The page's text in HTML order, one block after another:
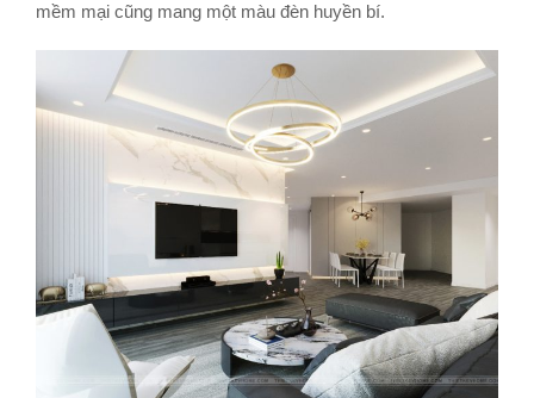
mềm mại cũng mang một màu đèn huyền bí.